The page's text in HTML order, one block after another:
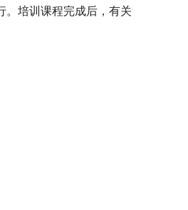
。培训课程完成后，有关